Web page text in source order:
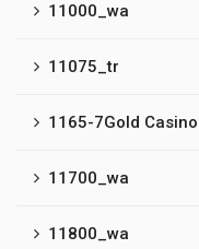
11000_wa
11075_tr
1165-7Gold Casino
11700_wa
11800_wa